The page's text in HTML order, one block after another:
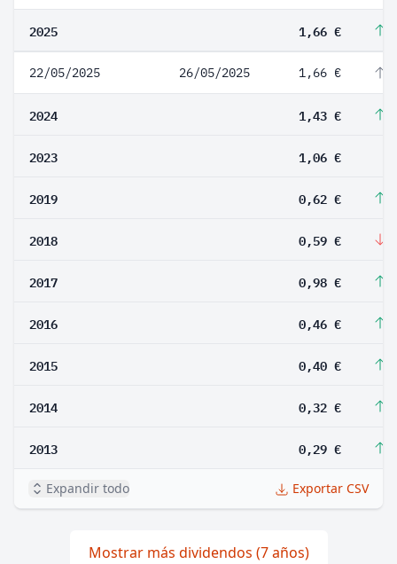
2025 1,66 €
22/05/2025 26/05/2025 1,66 €
2024 1,43 €
2023 1,06 €
2019 0,62 €
2018 0,59 €
2017 0,98 €
2016 0,46 €
2015 0,40 €
2014 0,32 €
2013 0,29 €
Expandir todo Exportar CSV
Mostrar más dividendos (7 años)